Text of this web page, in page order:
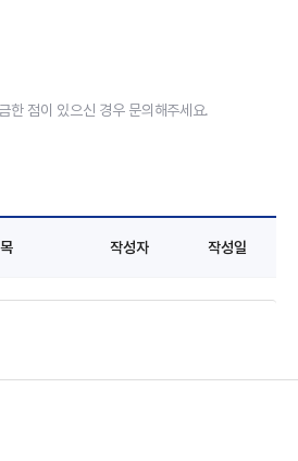
한 점이 있으신 경우 문의해주세요.
작성자 작성일